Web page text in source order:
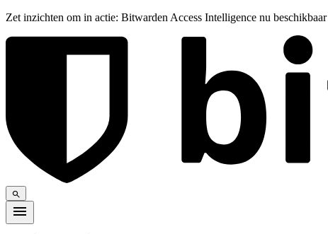
Zet inzichten om in actie: Bitwarden Access Intelligence nu beschikbaar